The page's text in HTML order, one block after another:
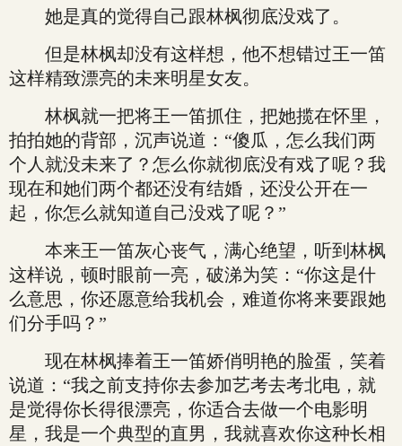
她是真的觉得自己跟林枫彻底没戏了。
但是林枫却没有这样想，他不想错过王一笛
这样精致漂亮的未来明星女友。
林枫就一把将王一笛抓住，把她揽在怀里，
拍拍她的背部，沉声说道：“傻瓜，怎么我们两
个人就没未来了？怎么你就彻底没有戏了呢？我
现在和她们两个都还没有结婚，还没公开在一
起，你怎么就知道自己没戏了呢？”
本来王一笛灰心丧气，满心绝望，听到林枫
这样说，顿时眼前一亮，破涕为笑：“你这是什
么意思，你还愿意给我机会，难道你将来要跟她
们分手吗？”
现在林枫捧着王一笛娇俏明艳的脸蛋，笑着
说道：“我之前支持你去参加艺考去考北电，就
是觉得你长得很漂亮，你适合去做一个电影明
星，我是一个典型的直男，我就喜欢你这种长相